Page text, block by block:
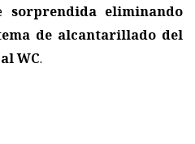
sorprendida eliminando
de alcantarillado del
WC.